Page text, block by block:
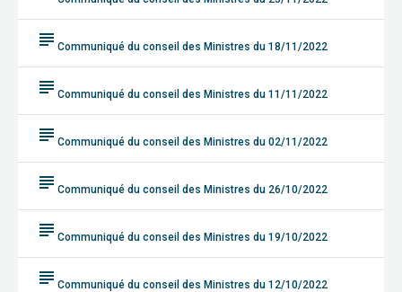
subject Communiqué du conseil des Ministres du 18/11/2022
subject Communiqué du conseil des Ministres du 11/11/2022
subject Communiqué du conseil des Ministres du 02/11/2022
subject Communiqué du conseil des Ministres du 26/10/2022
subject Communiqué du conseil des Ministres du 19/10/2022
subject Communiqué du conseil des Ministres du 12/10/2022